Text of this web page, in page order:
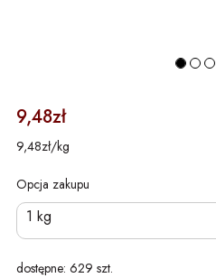
9,48zł
9,48zł/kg
Opcja zakupu
1 kg
dostępne: 629 szt.